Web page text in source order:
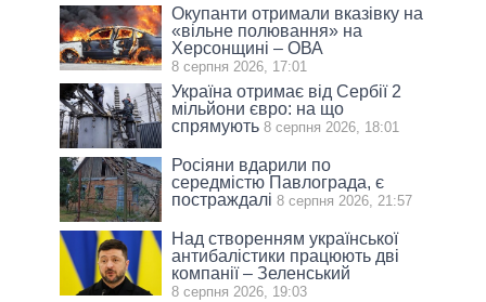
Окупанти отримали вказівку на
«вільне полювання» на
Херсонщині – ОВА
8 серпня 2026, 17:01
Україна отримає від Сербії 2
мільйони євро: на що
спрямують 8 серпня 2026, 18:01
Росіяни вдарили по
середмістю Павлограда, є
постраждалі 8 серпня 2026, 21:57
Над створенням української
антибалістики працюють дві
компанії – Зеленський
8 серпня 2026, 19:03